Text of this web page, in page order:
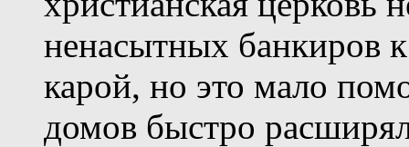
ненасытных банкиров
карой, но это мало
домов быстро